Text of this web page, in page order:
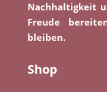
Nachhaltigkeit
Freude
bleiben.
Shop